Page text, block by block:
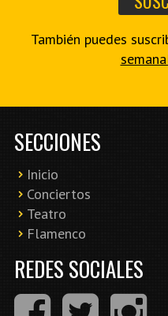
También puedes
SECCIONES
Inicio
Conciertos
Teatro
Flamenco
REDES SOCIALES